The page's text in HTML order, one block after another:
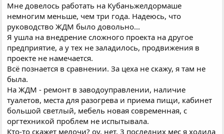
Мне довелось работать на Кубаньжелдормаше
немногим меньше, чем три года. Надеюсь, что
руководство ЖДМ было довольно...
Я ушла на внедрение сложного проекта на другое
предприятие, а у тех не заладилось, продвижения в
проекте не намечается.
Всё познается в сравнении. За цеха не скажу, я там не
была.
На ЖДМ - ремонт в заводоуправлении, наличие
туалетов, места для разогрева и приема пищи, кабинет
большой светлый, мебель новая современная, с
оргтехникой проблем не испытывала.
Кто-то скажет мелочи? оу, нет, 3 последних мес я ходила